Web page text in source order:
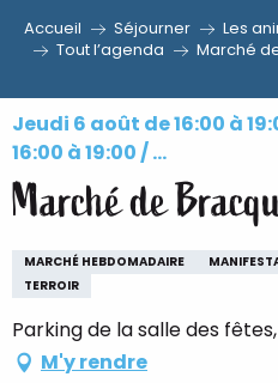
Aller
contenu
principal
Accueil Séjourner
Les
Tout l’agenda
Marché
Jeudi 6 août de 16:00 à
16:00 à 19:00 / ...
Marché de
MARCHÉ HEBDOMADAIRE
TERROIR
Parking de la salle des
M'y rendre